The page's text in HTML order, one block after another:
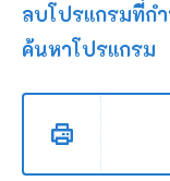
ลบโปรแกรมที่กำ
ค้นหาโปรแกรม